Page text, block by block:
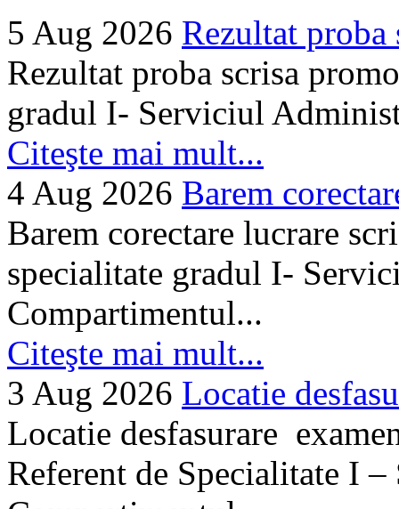
5 Aug 2026 Rezultat proba
Rezultat proba scrisa
gradul I- Serviciul
Citeşte mai mult...
4 Aug 2026 Barem
Barem corectare lucrare
specialitate gradul I-
Compartimentul...
Citeşte mai mult...
3 Aug 2026 Locatie
Locatie desfasurare
Referent de Specialitate I